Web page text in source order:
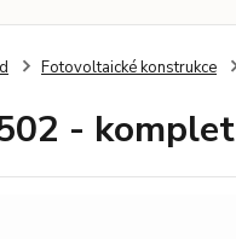
Fotovoltaické konstrukce
- komplet